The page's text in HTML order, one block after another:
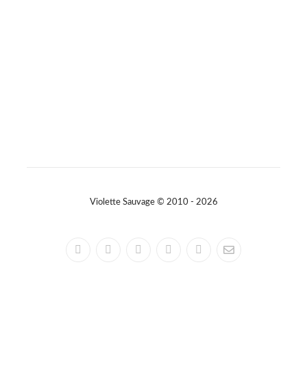
Violette Sauvage © 2010 - 2026